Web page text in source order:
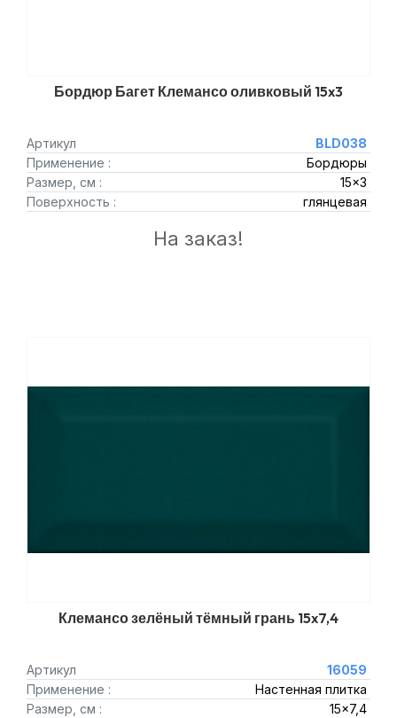
Бордюр Багет Клемансо оливковый 15x3
Артикул
BLD038
Применение :
Бордюры
Размер, см :
15x3
Поверхность :
глянцевая
На заказ!
Клемансо зелёный тёмный грань 15x7,4
Артикул
16059
Применение :
Настенная плитка
Размер, см :
15x7,4